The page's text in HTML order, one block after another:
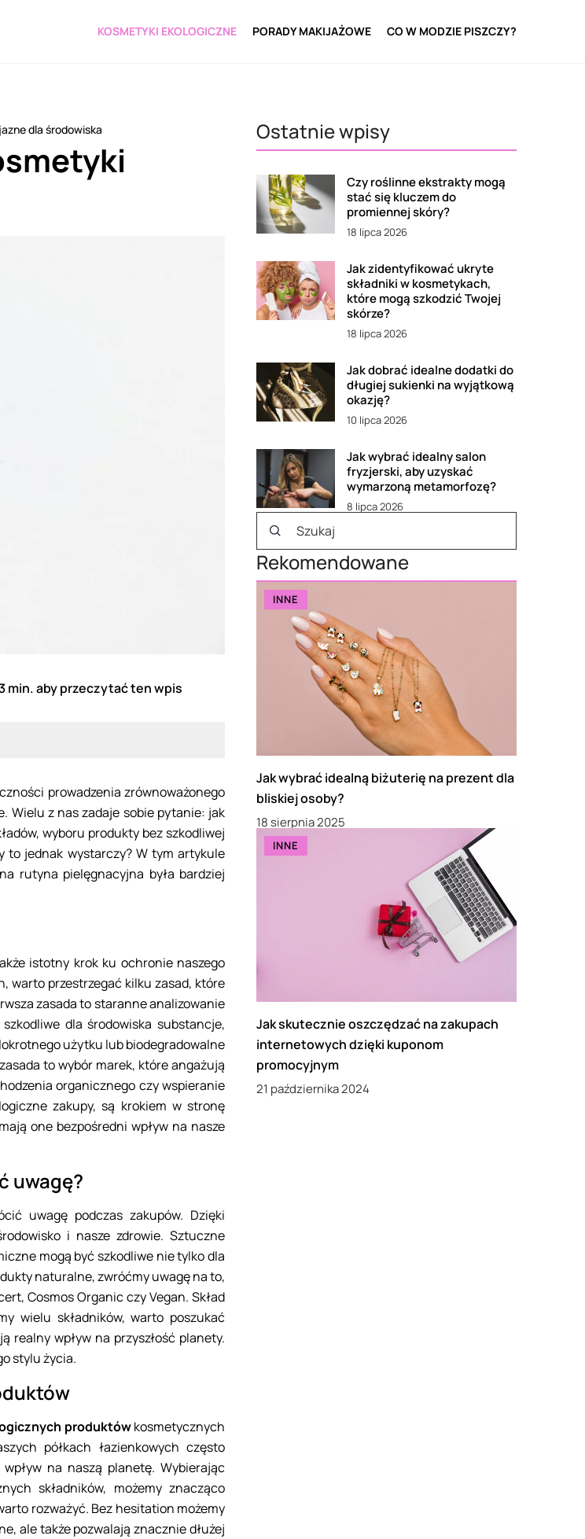
KOSMETYKI EKOLOGICZNE PORADY MAKIJAŻOWE CO W MODZIE PISZCZY?
dla środowiska
min. aby przeczytać ten wpis
prowadzenia zrównoważonego
Wielu z nas zadaje sobie pytanie: jak
wyboru produkty bez szkodliwej
to jednak wystarczy? W tym artykule
rutyna pielęgnacyjna była bardziej
istotny krok ku ochronie naszego
warto przestrzegać kilku zasad, które
zasada to staranne analizowanie
dla środowiska substancje,
użytku lub biodegradowalne
to wybór marek, które angażują
organicznego czy wspieranie
zakupy, są krokiem w stronę
one bezpośredni wpływ na nasze
uwagę?
uwagę podczas zakupów. Dzięki
i nasze zdrowie. Sztuczne
mogą być szkodliwe nie tylko dla
naturalne, zwróćmy uwagę na to,
Cosmos Organic czy Vegan. Skład
wielu składników, warto poszukać
realny wpływ na przyszłość planety.
stylu życia.
produktówkosmetycznych
półkach łazienkowych często
na naszą planetę. Wybierając
składników, możemy znacząco
rozważyć. Bez hesitation możemy
ale także pozwalają znacznie dłużej
Ostatnie wpisy
Czy roślinne ekstrakty mogą
stać się kluczem do
promiennej skóry?
18 lipca 2026
Jak zidentyfikować ukryte
składniki w kosmetykach,
które mogą szkodzić Twojej
skórze?
18 lipca 2026
Jak dobrać idealne dodatki do
długiej sukienki na wyjątkową
okazję?
10 lipca 2026
Jak wybrać idealny salon
fryzjerski, aby uzyskać
wymarzoną metamorfozę?
8 lipca 2026
Rekomendowane
INNE
Jak wybrać idealną biżuterię na prezent dla
bliskiej osoby?
18 sierpnia 2025
INNE
Jak skutecznie oszczędzać na zakupach
internetowych dzięki kuponom
promocyjnym
21 października 2024